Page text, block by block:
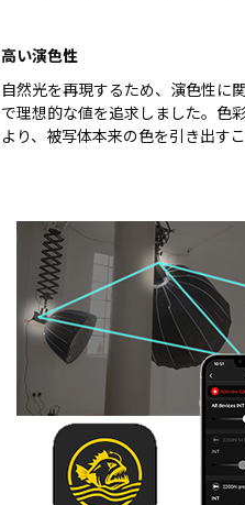
高い演色性
自然光を再現するため、演色性に
で理想的な値を追求しました。色
より、被写体本来の色を引き出す